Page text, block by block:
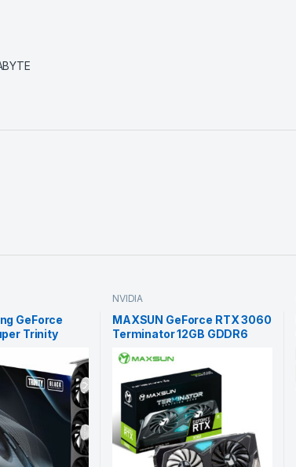
GeForce
Trinity
NVIDIA
MAXSUN GeForce RTX 3060
Terminator 12GB GDDR6